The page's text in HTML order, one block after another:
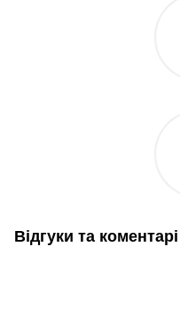
Відгуки та коментарі